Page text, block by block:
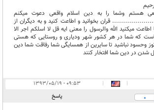
هستم وشما را به دین اسلام واقعی دعوت میکنم
قران بخوانید و اطاعت کنید و به دیگران از
اطاعت میکنید الله والرسول را معنی ایه قل لا اسلکم اجر الا
است که شما در هر کشور شهر ودیاری و روستایی که هستی
وحسود نباشید تا سایرین از همسایگی شما رفاقت شما دین
شدن در دین شما افتخار کنند
|
|
۰۹:۵۳ - ۱۳۹۳/۰۵/۱۹
0 پاسخ